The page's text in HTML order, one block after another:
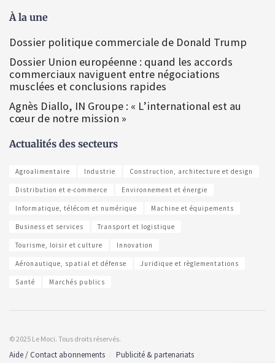
À la une
Dossier politique commerciale de Donald Trump
Dossier Union européenne : quand les accords
commerciaux naviguent entre négociations
musclées et conclusions rapides
Agnès Diallo, IN Groupe : « L’international est au
cœur de notre mission »
Actualités des secteurs
Agroalimentaire Industrie Construction, architecture et design
Distribution et e-commerce Environnement et énergie
Informatique, télécom et numérique Machine et équipements
Business et services Transport et logistique
Tourisme, loisir et culture Innovation
Aéronautique, spatial et défense Juridique et règlementations
Santé Marchés publics
© 2025 Le Moci. Tous droits réservés.
Aide / Contact abonnements
Publicité & partenariats